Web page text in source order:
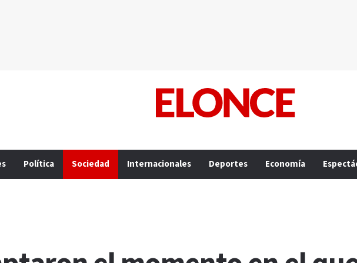
Política Sociedad Internacionales Deportes Economía